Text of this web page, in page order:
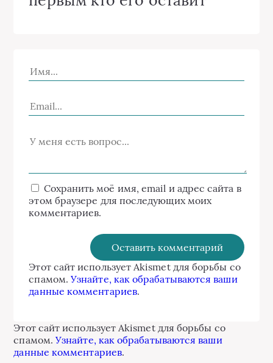
Сохранить моё имя, email и адрес сайта в
этом браузере для последующих моих
комментариев.
Этот сайт использует Akismet для борьбы со
спамом.Узнайте, как обрабатываются ваши
данные комментариев.
Этот сайт использует Akismet для борьбы со
спамом.Узнайте, как обрабатываются ваши
данные комментариев.